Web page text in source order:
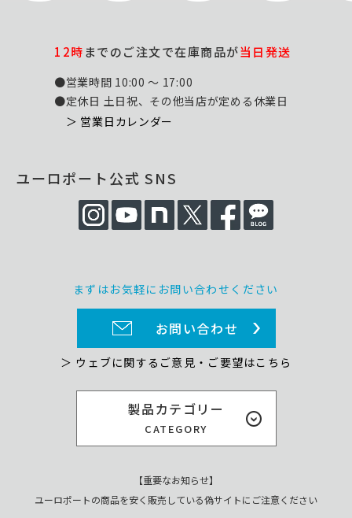
製品カテゴリー
CATEGORY
12時までのご注文で在庫商品が当日発送
●営業時間 10:00 ～ 17:00
●定休日 土日祝、その他当店が定める休業日
＞ 営業日カレンダー
ユーロポート公式 SNS
まずはお気軽にお問い合わせください
お問い合わせ
＞ ウェブに関するご意見・ご要望はこちら
【重要なお知らせ】
ユーロポートの商品を安く販売している偽サイトにご注意ください